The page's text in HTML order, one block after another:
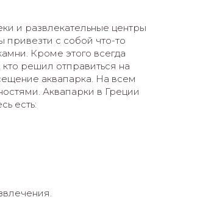
и развлекательные центры
привезти с собой что-то
Кроме этого всегда
решил отправиться на
аквапарка. На всем
Аквапарки в Греции
есть: